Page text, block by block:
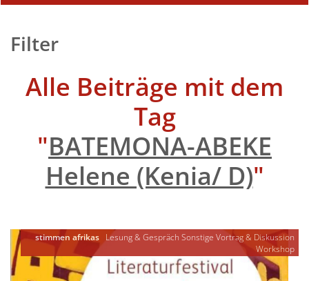
Filter
Alle Beiträge mit dem
Tag
"BATEMONA-ABEKE
Helene (Kenia/ D)"
stimmen afrikas Lesung & Gespräch Sonstige Vortrag & Diskussion
Workshop